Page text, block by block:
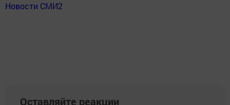
Новости СМИ2
Оставляйте реакции